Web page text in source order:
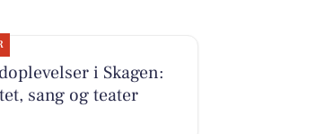
i Skagen:
sang og teater